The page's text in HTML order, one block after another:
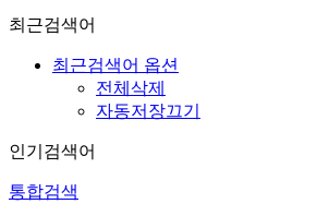
최근검색어
최근검색어 옵션
전체삭제
자동저장끄기
인기검색어
통합검색